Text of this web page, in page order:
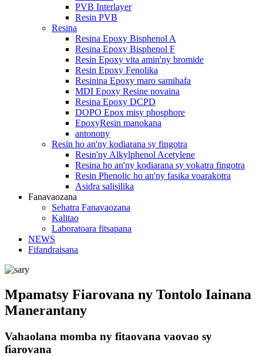
PVB Interlayer
Resin PVB
Resina
Resina Epoxy Bisphenol A
Resina Epoxy Bisphenol F
Resin Epoxy vita amin'ny bromide
Resin Epoxy Fenolika
Resinina Epoxy maro samihafa
MDI Epoxy Resine novaina
Resina Epoxy DCPD
DOPO Epox misy phosphore
EpoxyResin manokana
antonony
Resin ho an'ny kodiarana sy fingotra
Resin'ny Alkylphenol Acetylene
Resina ho an'ny kodiarana sy vokatra fingotra
Resin Phenolic ho an'ny fasika voarakotra
Asidra salisilika
Fanavaozana
Sehatra Fanavaozana
Kalitao
Laboratoara fitsapana
NEWS
Fifandraisana
Mpamatsy Fiarovana ny Tontolo Iainana
Manerantany
Vahaolana momba ny fitaovana vaovao sy
fiarovana